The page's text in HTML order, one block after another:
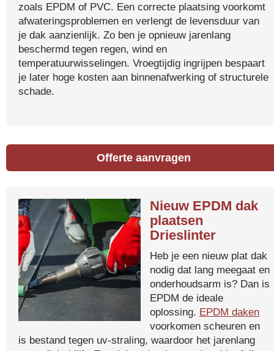
zoals EPDM of PVC. Een correcte plaatsing voorkomt
afwateringsproblemen en verlengt de levensduur van
je dak aanzienlijk. Zo ben je opnieuw jarenlang
beschermd tegen regen, wind en
temperatuurwisselingen. Vroegtijdig ingrijpen bespaart
je later hoge kosten aan binnenafwerking of structurele
schade.
Offerte aanvragen
Nieuw EPDM dak
plaatsen
Drieslinter
Heb je een nieuw plat dak
nodig dat lang meegaat en
onderhoudsarm is? Dan is
EPDM de ideale
oplossing. EPDM daken
voorkomen scheuren en
is bestand tegen uv-straling, waardoor het jarenlang